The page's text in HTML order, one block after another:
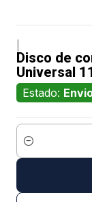
Disco de
Universal
Estado:
Quantidade